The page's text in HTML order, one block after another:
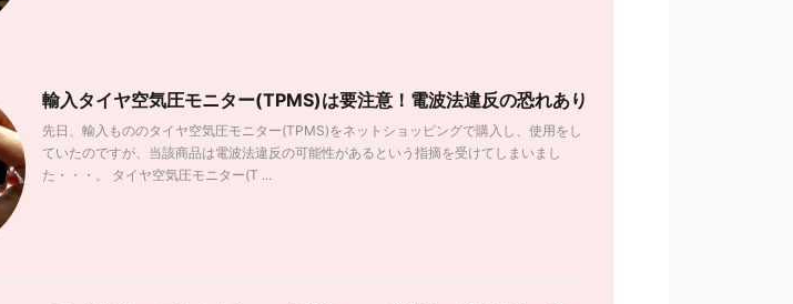
輸入タイヤ空気圧モニター(TPMS)は要注意！電波法違反の恐れあり
先日、輸入もののタイヤ空気圧モニター(TPMS)をネットショッピングで購入し、使用をし
ていたのですが、当該商品は電波法違反の可能性があるという指摘を受けてしまいまし
た・・・。 タイヤ空気圧モニター(T ...